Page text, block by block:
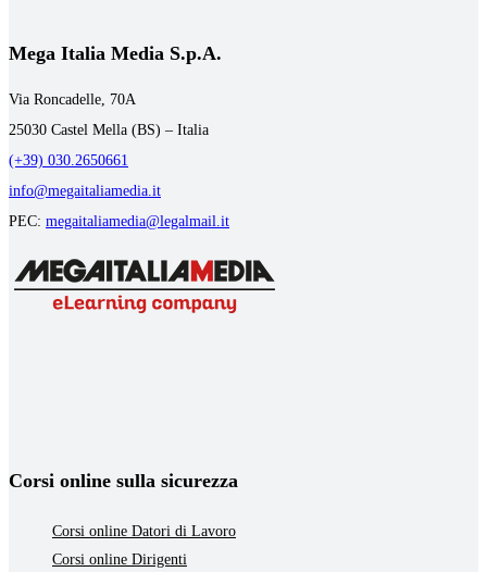
Mega Italia Media S.p.A.
Via Roncadelle, 70A
25030 Castel Mella (BS) – Italia
(+39) 030.2650661
info@megaitaliamedia.it
PEC: megaitaliamedia@legalmail.it
Corsi online sulla sicurezza
Corsi online Datori di Lavoro
Corsi online Dirigenti